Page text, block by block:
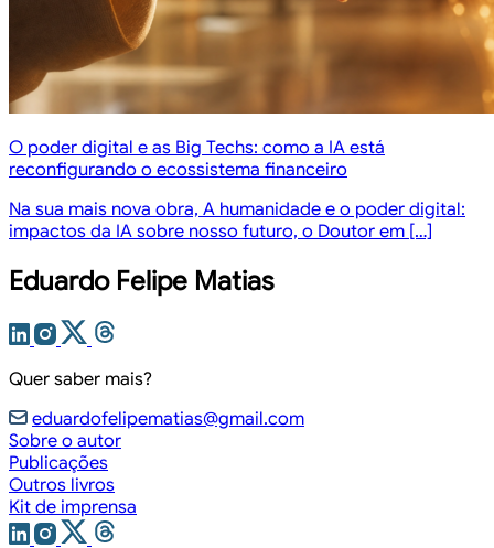
O poder digital e as Big Techs: como a IA está
reconfigurando o ecossistema financeiro
Na sua mais nova obra, A humanidade e o poder digital:
impactos da IA sobre nosso futuro, o Doutor em […]
Eduardo Felipe Matias
Quer saber mais?
eduardofelipematias@gmail.com
Sobre o autor
Publicações
Outros livros
Kit de imprensa